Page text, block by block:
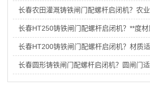
长春农田灌溉铸铁闸门配螺杆启闭机？农
长春HT250铸铁闸门配螺杆启闭机？**度
长春HT200铸铁闸门配螺杆启闭机？材质
长春圆形铸铁闸门配螺杆启闭机？圆闸门